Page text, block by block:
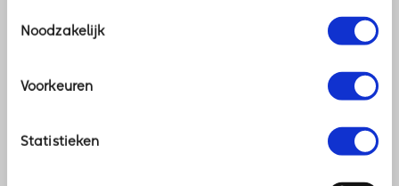
Noodzakelijk
Voorkeuren
Statistieken